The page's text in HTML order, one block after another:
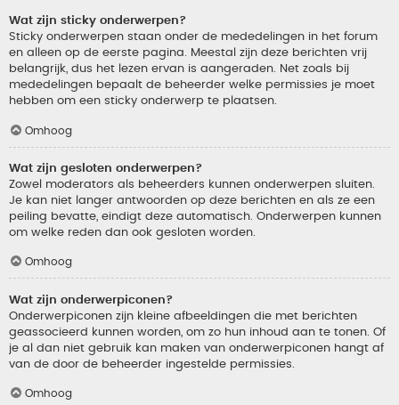
Wat zijn sticky onderwerpen?
Sticky onderwerpen staan onder de mededelingen in het forum
en alleen op de eerste pagina. Meestal zijn deze berichten vrij
belangrijk, dus het lezen ervan is aangeraden. Net zoals bij
mededelingen bepaalt de beheerder welke permissies je moet
hebben om een sticky onderwerp te plaatsen.
Omhoog
Wat zijn gesloten onderwerpen?
Zowel moderators als beheerders kunnen onderwerpen sluiten.
Je kan niet langer antwoorden op deze berichten en als ze een
peiling bevatte, eindigt deze automatisch. Onderwerpen kunnen
om welke reden dan ook gesloten worden.
Omhoog
Wat zijn onderwerpiconen?
Onderwerpiconen zijn kleine afbeeldingen die met berichten
geassocieerd kunnen worden, om zo hun inhoud aan te tonen. Of
je al dan niet gebruik kan maken van onderwerpiconen hangt af
van de door de beheerder ingestelde permissies.
Omhoog